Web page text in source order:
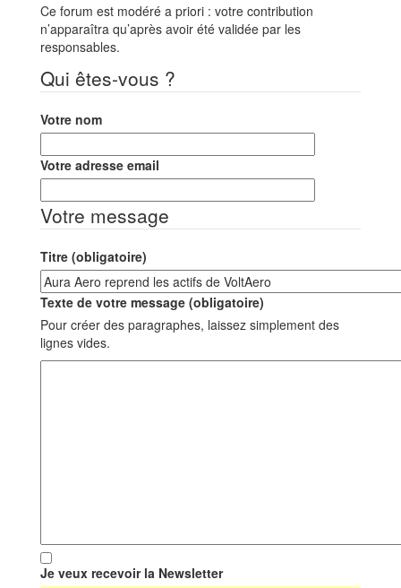
Ce forum est modéré a priori : votre contribution
n’apparaîtra qu’après avoir été validée par les
responsables.
Qui êtes-vous ?
Votre nom
Votre adresse email
Votre message
Titre (obligatoire)
Texte de votre message (obligatoire)
Pour créer des paragraphes, laissez simplement des
lignes vides.
Je veux recevoir la Newsletter